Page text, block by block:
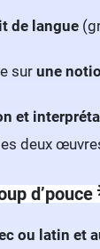
de langue
sur une
et
deux
d’pouce
ou latin et